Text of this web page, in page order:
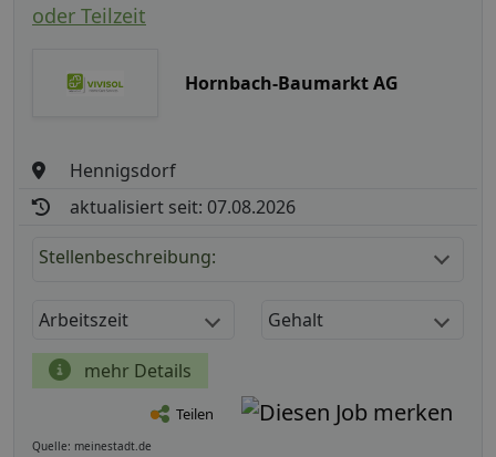
oder Teilzeit
Hornbach-Baumarkt AG
Hennigsdorf
aktualisiert seit: 07.08.2026
Stellenbeschreibung:
Arbeitszeit Gehalt
mehr Details
Teilen
Quelle: meinestadt.de